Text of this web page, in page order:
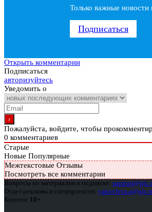
Только важные новости
Подписаться
Открыть комментарии
Подписаться
авторизуйтесь
Уведомить о
Пожалуйста, войдите, чтобы
0 комментариев
Старые
Новые Популярные
Межтекстовые Отзывы
Посмотреть все комментарии
Вопросы по материалам и подписке:
Отдел рекламы и спецпроектов:
Контент 18+